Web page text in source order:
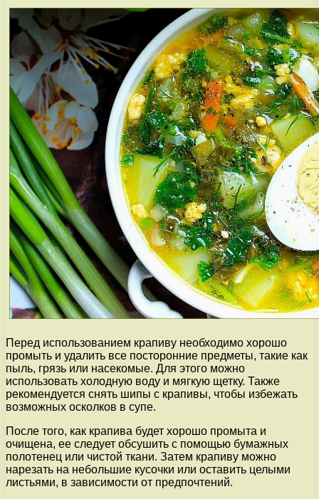
Перед использованием крапиву необходимо хорошо
промыть и удалить все посторонние предметы, такие как
пыль, грязь или насекомые. Для этого можно
использовать холодную воду и мягкую щетку. Также
рекомендуется снять шипы с крапивы, чтобы избежать
возможных осколков в супе.
После того, как крапива будет хорошо промыта и
очищена, ее следует обсушить с помощью бумажных
полотенец или чистой ткани. Затем крапиву можно
нарезать на небольшие кусочки или оставить целыми
листьями, в зависимости от предпочтений.